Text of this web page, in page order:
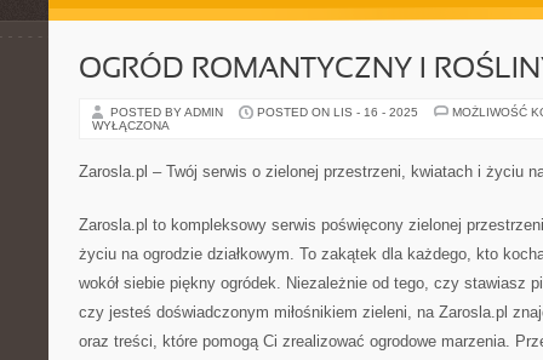
OGRÓD ROMANTYCZNY I
POSTED BY ADMIN POSTED ON LIS - 16 - 2025
MOŻLIWOŚĆ
WYŁĄCZONA
Zarosla.pl – Twój serwis o zielonej przestrzeni, kwiatach i życiu
Zarosla.pl to kompleksowy serwis poświęcony zielonej
życiu na ogrodzie działkowym. To zakątek dla każdego, kto
wokół siebie piękny ogródek. Niezależnie od tego, czy stawiasz
czy jesteś doświadczonym miłośnikiem zieleni, na Zarosla.pl
oraz treści, które pomogą Ci zrealizować ogrodowe marzenia.